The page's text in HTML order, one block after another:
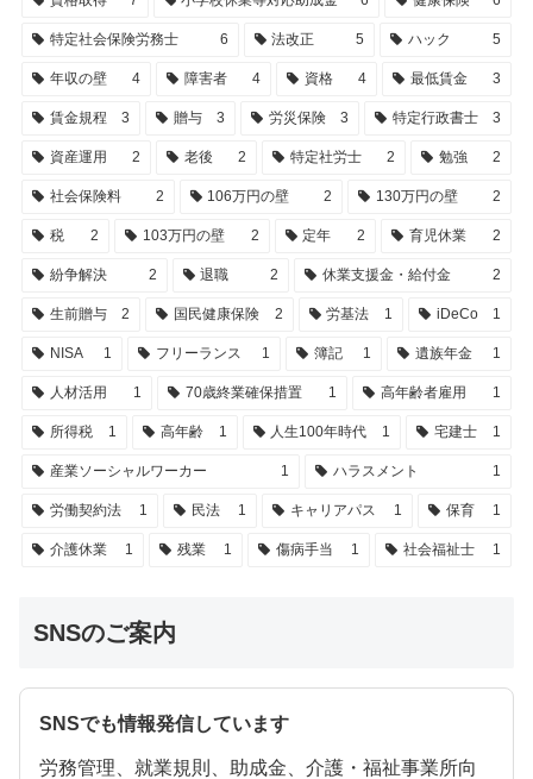
特定社会保険労務士 6 法改正 5 ハック 5
年収の壁 4 障害者 4 資格 4 最低賃金 3
賃金規程 3 贈与 3 労災保険 3 特定行政書士 3
資産運用 2 老後 2 特定社労士 2 勉強 2
社会保険料 2 106万円の壁 2 130万円の壁 2
税 2 103万円の壁 2 定年 2 育児休業 2
紛争解決 2 退職 2 休業支援金・給付金 2
生前贈与 2 国民健康保険 2 労基法 1 iDeCo 1
NISA 1 フリーランス 1 簿記 1 遺族年金 1
人材活用 1 70歳終業確保措置 1 高年齢者雇用 1
所得税 1 高年齢 1 人生100年時代 1 宅建士 1
産業ソーシャルワーカー 1 ハラスメント 1
労働契約法 1 民法 1 キャリアパス 1 保育 1
介護休業 1 残業 1 傷病手当 1 社会福祉士 1
SNSのご案内
SNSでも情報発信しています
労務管理、就業規則、助成金、介護・福祉事業所向